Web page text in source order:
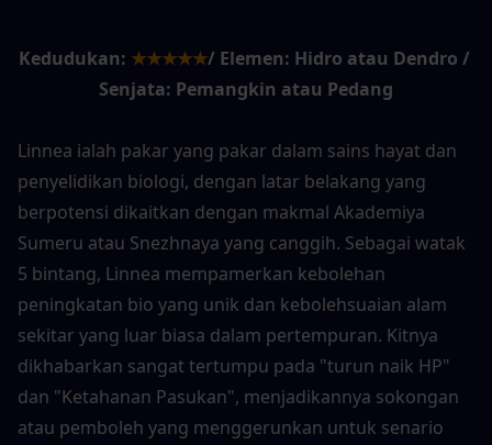
Kedudukan: ★★★★★/ Elemen: Hidro atau Dendro /
Senjata: Pemangkin atau Pedang
Linnea ialah pakar yang pakar dalam sains hayat dan
penyelidikan biologi, dengan latar belakang yang
berpotensi dikaitkan dengan makmal Akademiya
Sumeru atau Snezhnaya yang canggih. Sebagai watak
5 bintang, Linnea mempamerkan kebolehan
peningkatan bio yang unik dan kebolehsuaian alam
sekitar yang luar biasa dalam pertempuran. Kitnya
dikhabarkan sangat tertumpu pada "turun naik HP"
dan "Ketahanan Pasukan", menjadikannya sokongan
atau pemboleh yang menggerunkan untuk senario